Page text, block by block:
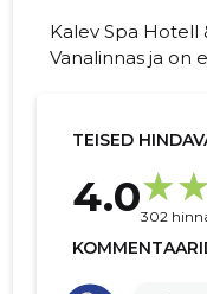
Kalev Spa Hotell
Vanalinnas ja on
TEISED
4.0302